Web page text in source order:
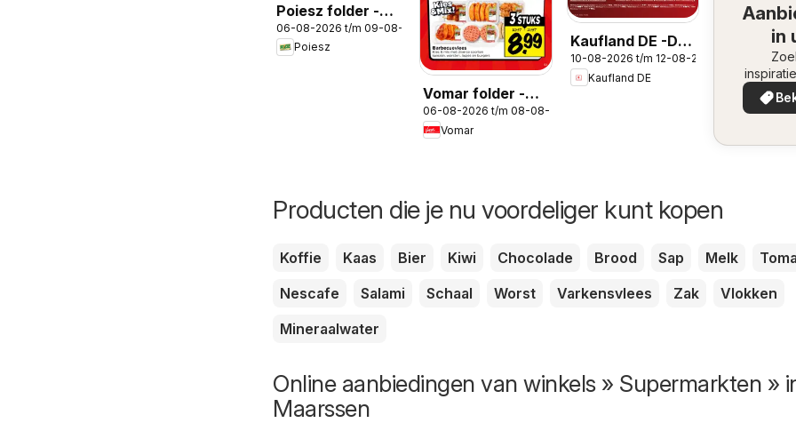
Poiesz folder -
Weekendacties
06-08-2026 t/m 09-08-2026
Poiesz
Vomar folder -
Weekend folder
06-08-2026 t/m 08-08-2026
Vomar
Kaufland DE -DE
Folder
10-08-2026 t/m 12-08-2026
Kaufland DE
in
de
in uw
Producten die je nu voordeliger kunt kopen
Koffie Kaas Bier Kiwi Chocolade Brood Sap Melk
Nescafe
Salami Schaal Worst Varkensvlees Zak
Vlokken
Mineraalwater
Online aanbiedingen van winkels » Supermarkten »
Maarssen